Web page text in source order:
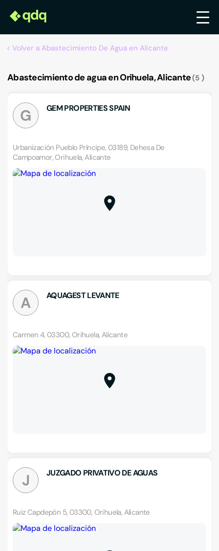
Volver a Abastecimiento De Agua en Alicante
Abastecimiento de agua en Orihuela, Alicante 5
G GEM PROPERTIES SPAIN
Urbanización Pueblo Príncipe, 03189, Dehesa De
Campoamor, Orihuela, Alicante
A AQUAGEST LEVANTE
Carmen 4, 03300, Orihuela, Alicante
J JUZGADO PRIVATIVO DE AGUAS
Ruiz Capdepón 5, 03300, Orihuela, Alicante